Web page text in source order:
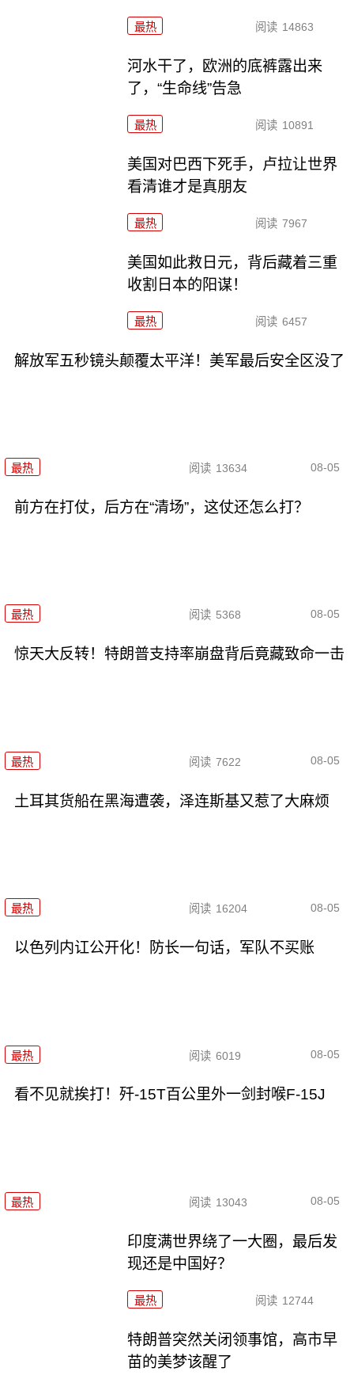
最热 阅读 14863
河水干了，欧洲的底裤露出来
了，“生命线”告急
最热 阅读 10891
美国对巴西下死手，卢拉让世界
看清谁才是真朋友
最热 阅读 7967
美国如此救日元，背后藏着三重
收割日本的阳谋！
最热 阅读 6457
解放军五秒镜头颠覆太平洋！美军最后安全区没了
最热 阅读 13634 08-05
前方在打仗，后方在“清场”，这仗还怎么打？
最热 阅读 5368 08-05
惊天大反转！特朗普支持率崩盘背后竟藏致命一击
最热 阅读 7622 08-05
土耳其货船在黑海遭袭，泽连斯基又惹了大麻烦
最热 阅读 16204 08-05
以色列内讧公开化！防长一句话，军队不买账
最热 阅读 6019 08-05
看不见就挨打！歼-15T百公里外一剑封喉F-15J
最热 阅读 13043 08-05
印度满世界绕了一大圈，最后发
现还是中国好？
最热 阅读 12744
特朗普突然关闭领事馆，高市早
苗的美梦该醒了